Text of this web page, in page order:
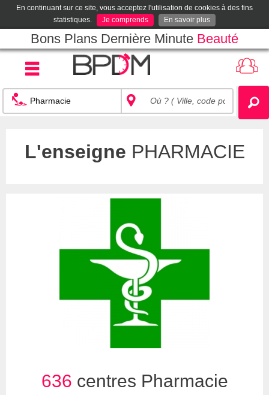
En continuant sur ce site, vous acceptez l'utilisation de cookies à des fins
statistiques.
Je comprends En savoir plus
Bons Plans Dernière Minute Beauté
L'enseigne PHARMACIE
636 centres Pharmacie